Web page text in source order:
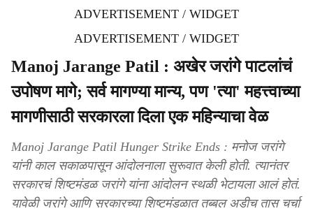
ADVERTISEMENT / WIDGET
ADVERTISEMENT / WIDGET
Manoj Jarange Patil : अखेर जरांगे पाटलांचं
उपोषण मागे; सर्व मागण्या मान्य, पण 'त्या' महत्त्वाच्या
मागणीसाठी सरकारला दिला एक महिन्याचा वेळ
Manoj Jarange Patil Hunger Strike Ends : मनोज जरांगे
यांनी काल सकाळपासून आंदोलनाला सुरूवात केली होती. त्यानंतर
सरकारचं शिष्टमंडळ जरांगे यांना आंदोलन स्थळी भेटायला आलं होतं.
यावेळी जरांगे आणि सरकारच्या शिष्टमंडळात तब्बल अडीच तास चर्चा